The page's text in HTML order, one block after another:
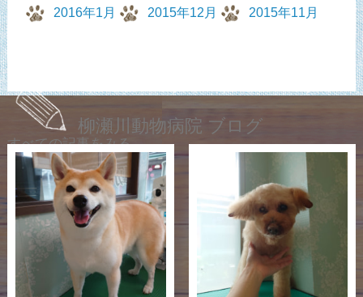
2016年1月 2015年12月 2015年11月
柳瀬川動物病院 ブログ
すべての記事をみる